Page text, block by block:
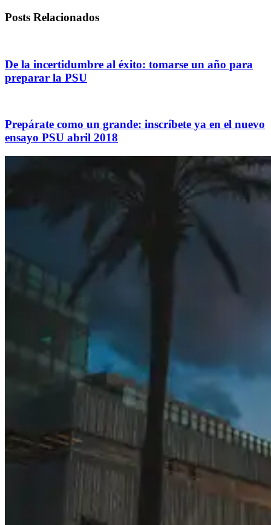
Posts Relacionados
De la incertidumbre al éxito: tomarse un año para
preparar la PSU
Prepárate como un grande: inscríbete ya en el nuevo
ensayo PSU abril 2018